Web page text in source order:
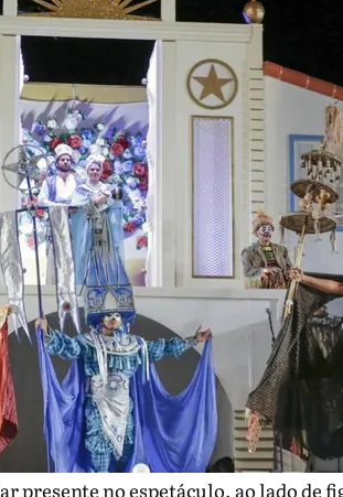
presente no espetáculo, ao lado de